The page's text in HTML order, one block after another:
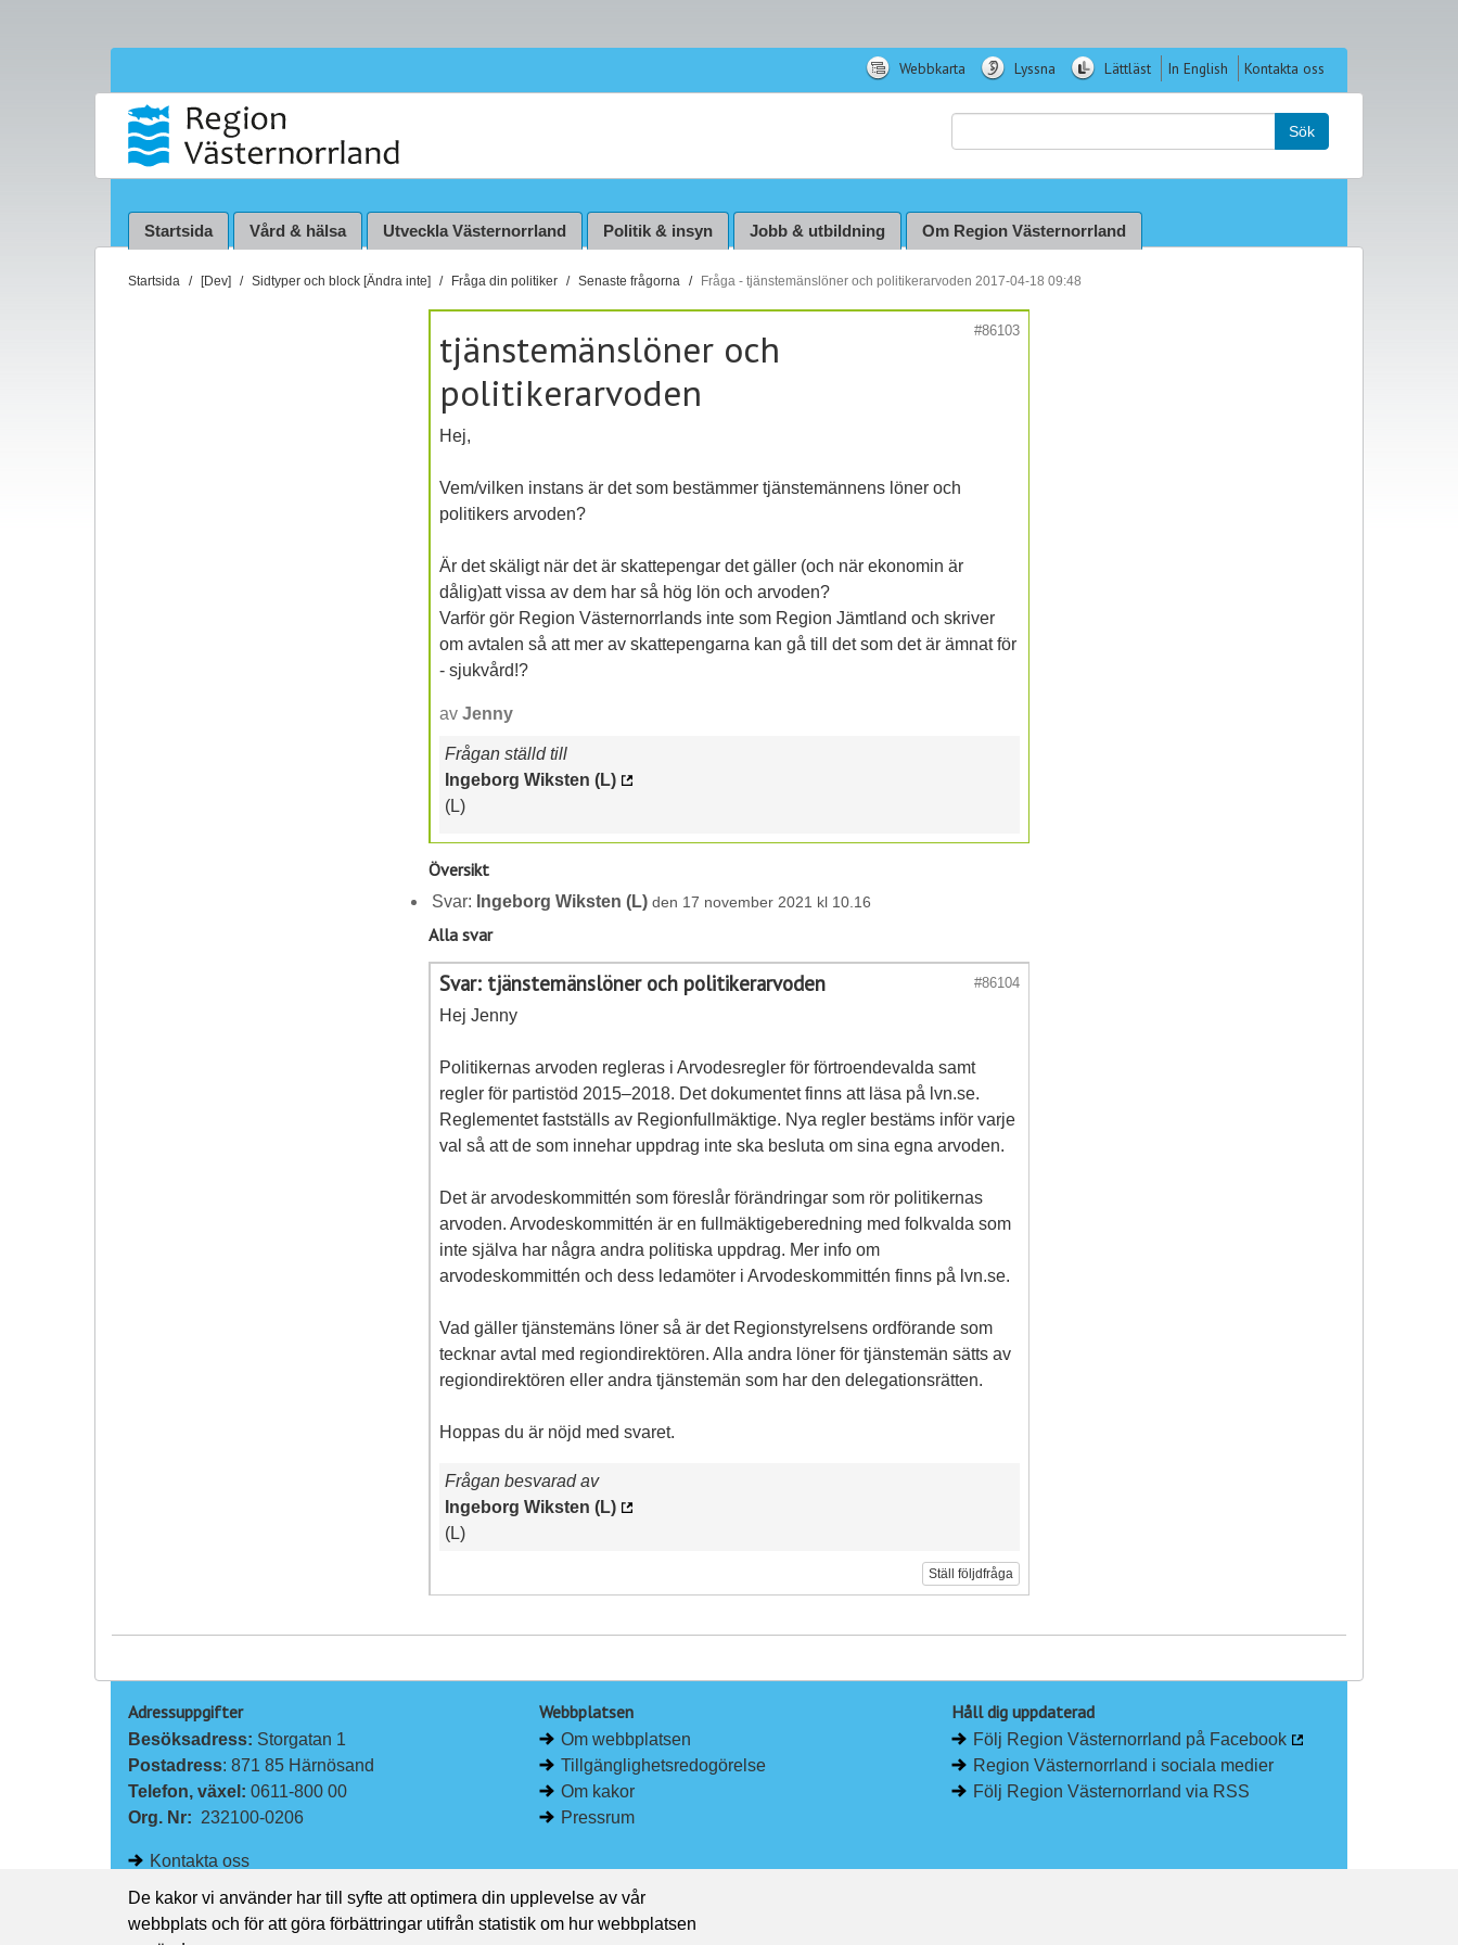
Webbkarta Lyssna Lättläst In English Kontakta oss
Sök
Startsida Vård & hälsa Utveckla Västernorrland Politik & insyn Jobb & utbildning Om Region Västernorrland
D
Startsida [Dev] Sidtyper och block [Ändra inte] Fråga din politiker Senaste frågorna Fråga - tjänstemänslöner och politikerarvoden 2017-04-18 09:48
#86103
tjänstemänslöner och
politikerarvoden
Hej,
Vem/vilken instans är det som bestämmer tjänstemännens löner och
politikers arvoden?
Är det skäligt när det är skattepengar det gäller (och när ekonomin är
dålig)att vissa av dem har så hög lön och arvoden?
Varför gör Region Västernorrlands inte som Region Jämtland och skriver
om avtalen så att mer av skattepengarna kan gå till det som det är ämnat för
- sjukvård!?
av Jenny
Frågan ställd till
Ingeborg Wiksten (L)
(L)
Översikt
Svar: Ingeborg Wiksten (L) den 17 november 2021 kl 10.16
Alla svar
#86104
Svar: tjänstemänslöner och politikerarvoden
Hej Jenny
Politikernas arvoden regleras i Arvodesregler för förtroendevalda samt
regler för partistöd 2015–2018. Det dokumentet finns att läsa på lvn.se.
Reglementet fastställs av Regionfullmäktige. Nya regler bestäms inför varje
val så att de som innehar uppdrag inte ska besluta om sina egna arvoden.
Det är arvodeskommittén som föreslår förändringar som rör politikernas
arvoden. Arvodeskommittén är en fullmäktigeberedning med folkvalda som
inte själva har några andra politiska uppdrag. Mer info om
arvodeskommittén och dess ledamöter i Arvodeskommittén finns på lvn.se.
Vad gäller tjänstemäns löner så är det Regionstyrelsens ordförande som
tecknar avtal med regiondirektören. Alla andra löner för tjänstemän sätts av
regiondirektören eller andra tjänstemän som har den delegationsrätten.
Hoppas du är nöjd med svaret.
Frågan besvarad av
Ingeborg Wiksten (L)
(L)
Ställ följdfråga
Adressuppgifter
Besöksadress: Storgatan 1
Postadress: 871 85 Härnösand
Telefon, växel: 0611-800 00
Org. Nr: 232100-0206
Kontakta oss
Webbplatsen
Om webbplatsen
Tillgänglighetsredogörelse
Om kakor
Pressrum
Håll dig uppdaterad
Följ Region Västernorrland på Facebook
Region Västernorrland i sociala medier
Följ Region Västernorrland via RSS
De kakor vi använder har till syfte att optimera din upplevelse av vår
webbplats och för att göra förbättringar utifrån statistik om hur webbplatsen